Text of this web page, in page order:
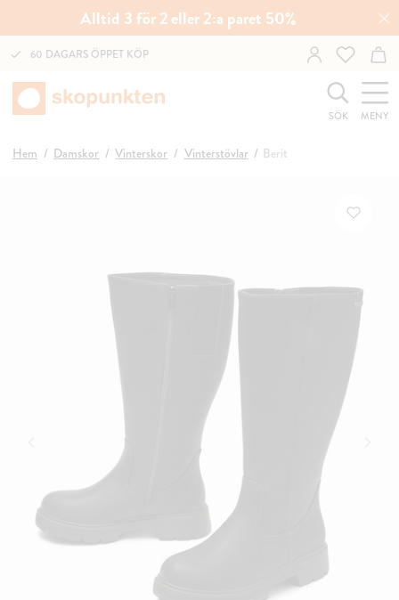
Alltid 3 för 2 eller 2:a paret 50%
60 DAGARS ÖPPET KÖP
SÖK MENY
Hem Damskor Vinterskor Vinterstövlar Berit